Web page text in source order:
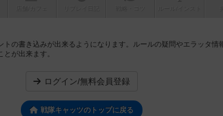
の書き込みが出来るようになります。ルールの疑問やエラッタ情
が出来ます。
ログイン/無料会員登録
戦隊キャッツのトップに戻る